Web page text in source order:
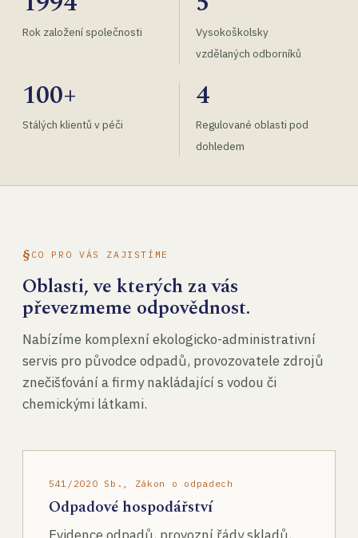
Rok založení společnosti
Vysokoškolsky
vzdělaných odborníků
100+
Stálých klientů v péči
4
Regulované oblasti pod
dohledem
CO PRO VÁS ZAJISTÍME
Oblasti, ve kterých za vás
převezmeme odpovědnost.
Nabízíme komplexní ekologicko-administrativní
servis pro původce odpadů, provozovatele zdrojů
znečišťování a firmy nakládající s vodou či
chemickými látkami.
541/2020 Sb., Zákon o odpadech
Odpadové hospodářství